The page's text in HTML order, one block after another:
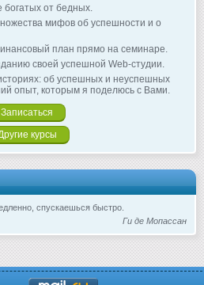
богатых от бедных.
мифов об успешности и о
план прямо на семинаре.
своей успешной Web-студии.
об успешных и неуспешных
опыт, которым я поделюсь с Вами.
Записаться
курсы
спускаешься быстро.
Ги де Мопассан